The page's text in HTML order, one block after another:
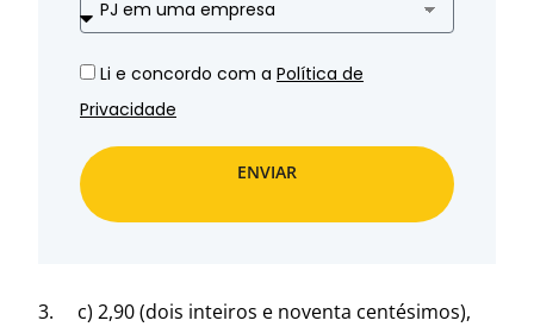
Li e concordo com a Política de
Privacidade
ENVIAR
3. c) 2,90 (dois inteiros e noventa centésimos),